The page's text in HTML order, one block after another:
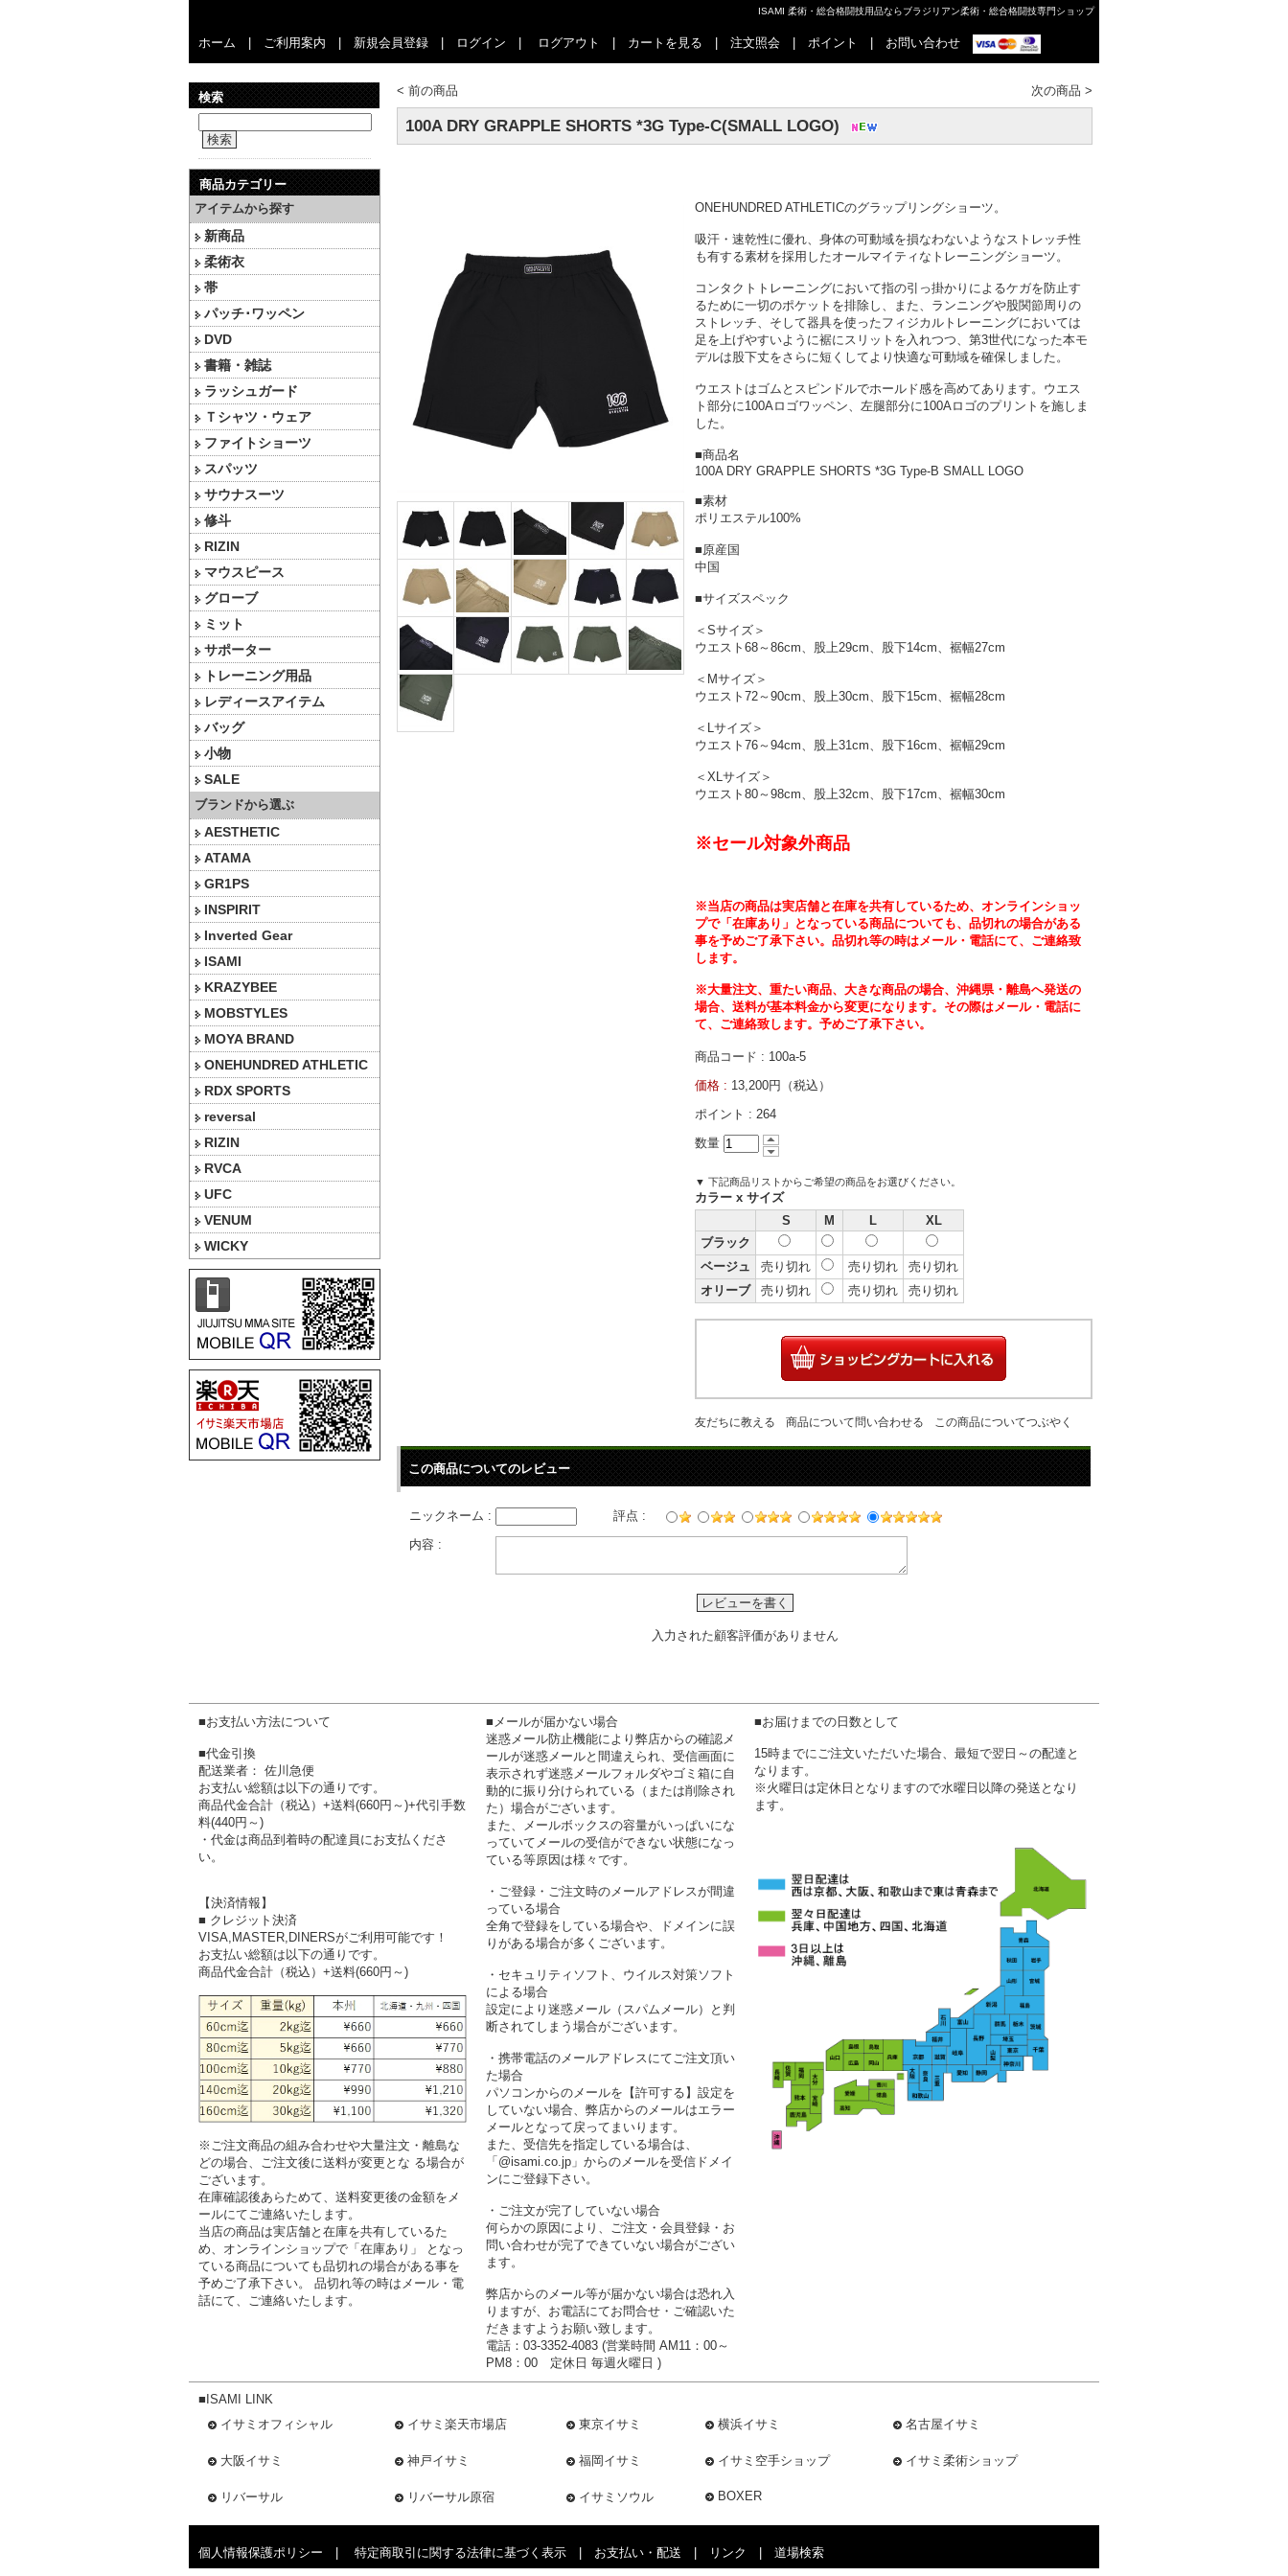
ISAMI 柔術・総合格闘技用品ならブラジリアン柔術・総合格闘技専門ショップ
ホーム ご利用案内 新規会員登録 ログイン ログアウト カートを見る 注文照会 ポイント お問い合わせ
検索
検索
商品カテゴリー
アイテムから探す
新商品
柔術衣
帯
パッチ･ワッペン
DVD
書籍・雑誌
ラッシュガード
Ｔシャツ・ウェア
ファイトショーツ
スパッツ
サウナスーツ
修斗
RIZIN
マウスピース
グローブ
ミット
サポーター
トレーニング用品
レディースアイテム
バッグ
小物
SALE
ブランドから選ぶ
AESTHETIC
ATAMA
GR1PS
INSPIRIT
Inverted Gear
ISAMI
KRAZYBEE
MOBSTYLES
MOYA BRAND
ONEHUNDRED ATHLETIC
RDX SPORTS
reversal
RIZIN
RVCA
UFC
VENUM
WICKY
< 前の商品 次の商品 >
100A DRY GRAPPLE SHORTS *3G Type-C(SMALL LOGO)
ONEHUNDRED ATHLETICのグラップリングショーツ。
吸汗・速乾性に優れ、身体の可動域を損なわないようなストレッチ性
も有する素材を採用したオールマイティなトレーニングショーツ。
コンタクトトレーニングにおいて指の引っ掛かりによるケガを防止す
るために一切のポケットを排除し、また、ランニングや股関節周りの
ストレッチ、そして器具を使ったフィジカルトレーニングにおいては
足を上げやすいように裾にスリットを入れつつ、第3世代になった本モ
デルは股下丈をさらに短くしてより快適な可動域を確保しました。
ウエストはゴムとスピンドルでホールド感を高めてあります。ウエス
ト部分に100Aロゴワッペン、左腿部分に100Aロゴのプリントを施しま
した。
■商品名
100A DRY GRAPPLE SHORTS *3G Type-B SMALL LOGO
■素材
ポリエステル100%
■原産国
中国
■サイズスペック
＜Sサイズ＞
ウエスト68～86cm、股上29cm、股下14cm、裾幅27cm
＜Mサイズ＞
ウエスト72～90cm、股上30cm、股下15cm、裾幅28cm
＜Lサイズ＞
ウエスト76～94cm、股上31cm、股下16cm、裾幅29cm
＜XLサイズ＞
ウエスト80～98cm、股上32cm、股下17cm、裾幅30cm
※セール対象外商品
※当店の商品は実店舗と在庫を共有しているため、オンラインショッ
プで「在庫あり」となっている商品についても、品切れの場合がある
事を予めご了承下さい。品切れ等の時はメール・電話にて、ご連絡致
します。
※大量注文、重たい商品、大きな商品の場合、沖縄県・離島へ発送の
場合、送料が基本料金から変更になります。その際はメール・電話に
て、ご連絡致します。予めご了承下さい。
商品コード : 100a-5
価格 : 13,200円（税込）
ポイント : 264
数量
▼ 下記商品リストからご希望の商品をお選びください。
カラー x サイズ
S
M L
XL
ブラック
ベージュ
売り切れ 売り切れ
売り切れ
オリーブ
売り切れ 売り切れ 売り切れ
友だちに教える 商品について問い合わせる この商品についてつぶやく
この商品についてのレビュー
ニックネーム :
評点 :
内容 :
レビューを書く
入力された顧客評価がありません
■お支払い方法について
■代金引換
配送業者： 佐川急便
お支払い総額は以下の通りです。
商品代金合計（税込）+送料(660円～)+代引手数
料(440円～)
・代金は商品到着時の配達員にお支払くださ
い。
【決済情報】
■ クレジット決済
VISA,MASTER,DINERSがご利用可能です！
お支払い総額は以下の通りです。
商品代金合計（税込）+送料(660円～)
※ご注文商品の組み合わせや大量注文・離島な
どの場合、ご注文後に送料が変更とな る場合が
ございます。
在庫確認後あらためて、送料変更後の金額をメ
ールにてご連絡いたします。
当店の商品は実店舗と在庫を共有しているた
め、オンラインショップで「在庫あり」 となっ
ている商品についても品切れの場合がある事を
予めご了承下さい。 品切れ等の時はメール・電
話にて、ご連絡いたします。
■メールが届かない場合
迷惑メール防止機能により弊店からの確認メ
ールが迷惑メールと間違えられ、受信画面に
表示されず迷惑メールフォルダやゴミ箱に自
動的に振り分けられている（または削除され
た）場合がございます。
また、メールボックスの容量がいっぱいにな
っていてメールの受信ができない状態になっ
ている等原因は様々です。
・ご登録・ご注文時のメールアドレスが間違
っている場合
全角で登録をしている場合や、ドメインに誤
りがある場合が多くございます。
・セキュリティソフト、ウイルス対策ソフト
による場合
設定により迷惑メール（スパムメール）と判
断されてしまう場合がございます。
・携帯電話のメールアドレスにてご注文頂い
た場合
パソコンからのメールを【許可する】設定を
していない場合、弊店からのメールはエラー
メールとなって戻ってまいります。
また、受信先を指定している場合は、
「@isami.co.jp」からのメールを受信ドメイ
ンにご登録下さい。
・ご注文が完了していない場合
何らかの原因により、ご注文・会員登録・お
問い合わせが完了できていない場合がござい
ます。
弊店からのメール等が届かない場合は恐れ入
りますが、お電話にてお問合せ・ご確認いた
だきますようお願い致します。
電話：03-3352-4083 (営業時間 AM11：00～
PM8：00 定休日 毎週火曜日 )
■お届けまでの日数として
15時までにご注文いただいた場合、最短で翌日～の配達と
なります。
※火曜日は定休日となりますので水曜日以降の発送となり
ます。
■ISAMI LINK
イサミオフィシャル
イサミ楽天市場店 東京イサミ 横浜イサミ 名古屋イサミ
大阪イサミ 神戸イサミ 福岡イサミ イサミ空手ショップ イサミ柔術ショップ
リバーサル リバーサル原宿 イサミソウル BOXER
個人情報保護ポリシー 特定商取引に関する法律に基づく表示 お支払い・配送 リンク 道場検索